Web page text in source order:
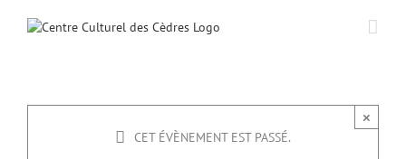
×
CET ÉVÈNEMENT EST PASSÉ.